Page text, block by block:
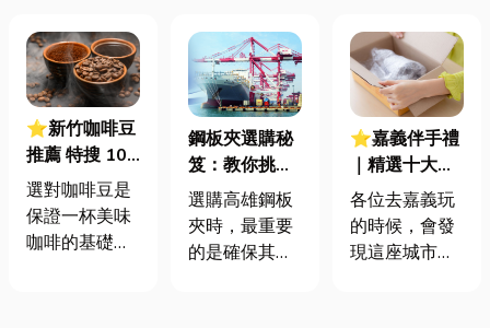
⭐新竹咖啡豆
推薦 特搜 10
大新竹咖啡豆
店家 挑選咖啡
豆的 5 大重點
選對咖啡豆是
保證一杯美味
咖啡的基礎，
鋼板夾選購秘
笈：教你挑選
完美無痕夾
具，保護鋼板
品質升級！
選購高雄鋼板
夾時，最重要
的是確保其安
⭐嘉義伴手禮
｜精選十大伴
手禮，從百年
老店到文創新
意，原來伴手
各位去嘉義玩
的時候，會發
現這座城市的